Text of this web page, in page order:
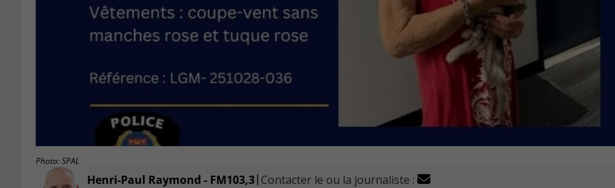
Photo: SPAL
Henri-Paul Raymond - FM103,3| Contacter le ou la journaliste :